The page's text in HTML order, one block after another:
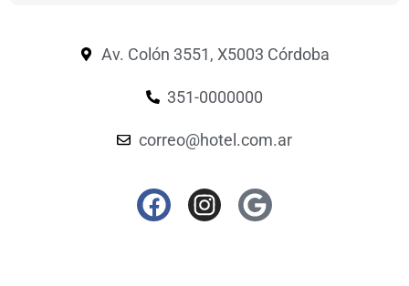
Av. Colón 3551, X5003 Córdoba
351-0000000
correo@hotel.com.ar